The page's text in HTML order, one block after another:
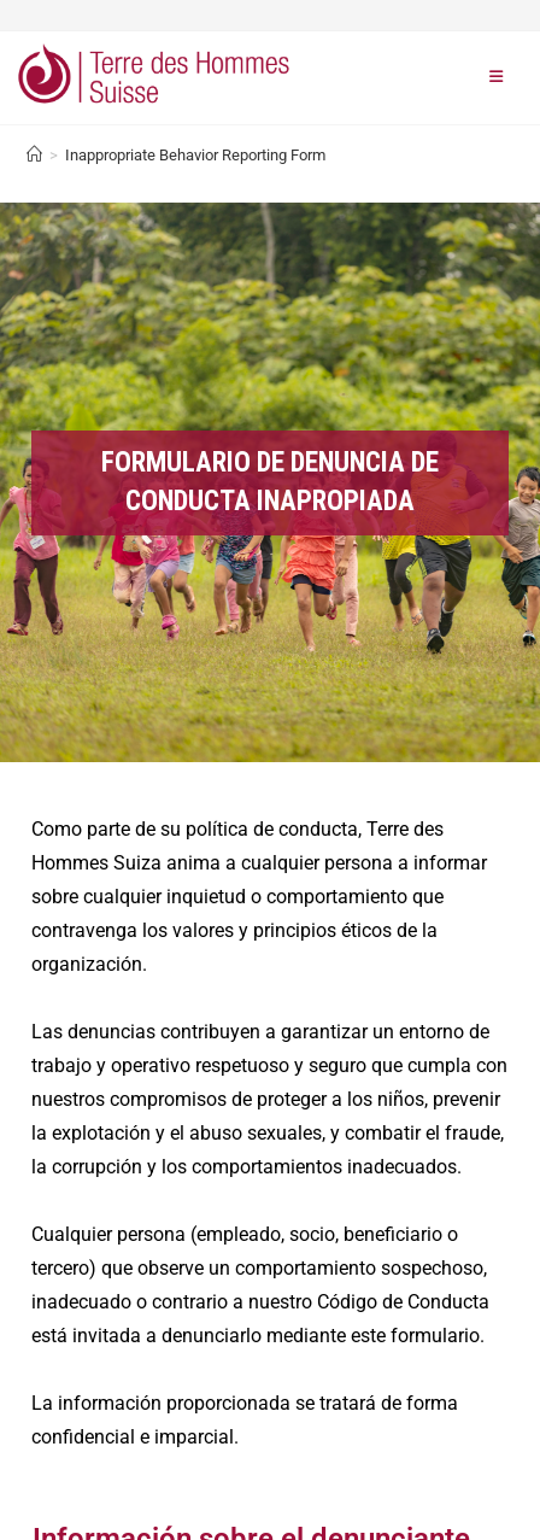
> Inappropriate Behavior Reporting Form
FORMULARIO DE DENUNCIA DE
CONDUCTA INAPROPIADA
Como parte de su política de conducta, Terre des
Hommes Suiza anima a cualquier persona a informar
sobre cualquier inquietud o comportamiento que
contravenga los valores y principios éticos de la
organización.
Las denuncias contribuyen a garantizar un entorno de
trabajo y operativo respetuoso y seguro que cumpla con
nuestros compromisos de proteger a los niños, prevenir
la explotación y el abuso sexuales, y combatir el fraude,
la corrupción y los comportamientos inadecuados.
Cualquier persona (empleado, socio, beneficiario o
tercero) que observe un comportamiento sospechoso,
inadecuado o contrario a nuestro Código de Conducta
está invitada a denunciarlo mediante este formulario.
La información proporcionada se tratará de forma
confidencial e imparcial.